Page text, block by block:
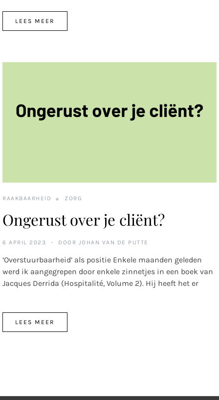
LEES MEER
RAAKBAARHEID ZORG
Ongerust over je cliënt?
6 APRIL 2023 DOOR JOHAN VAN DE PUTTE
‘Overstuurbaarheid’ als positie Enkele maanden geleden
werd ik aangegrepen door enkele zinnetjes in een boek van
Jacques Derrida (Hospitalité, Volume 2). Hij heeft het er
LEES MEER